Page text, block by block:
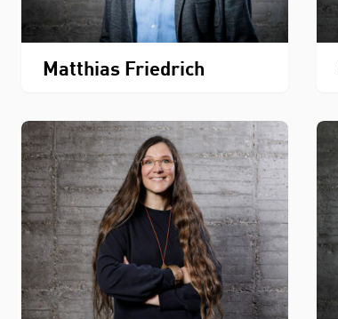
Matthias Friedrich